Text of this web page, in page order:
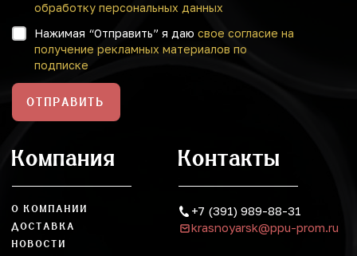
обработку персональных данных
Нажимая “Отправить” я даю свое согласие на
получение рекламных материалов по
подписке
ОТПРАВИТЬ
Компания
О КОМПАНИИ
ДОСТАВКА
НОВОСТИ
Контакты
+7 (391) 989-88-31
krasnoyarsk@ppu-prom.ru